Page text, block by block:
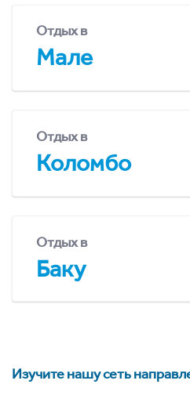
Отдых в
Мале
Отдых в
Коломбо
Отдых в
Баку
Изучите нашу сеть